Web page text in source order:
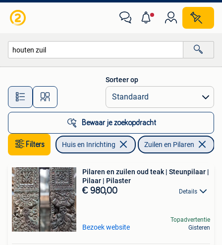
Alle afstanden…
Sorteer op
Bewaar je zoekopdracht
Filters Huis en Inrichting Zuilen en Pilaren
Pilaren en zuilen oud teak | Steunpilaar |
Pilaar | Pilaster
€ 980,00 Details
Bezoek website
Topadvertentie
Gisteren